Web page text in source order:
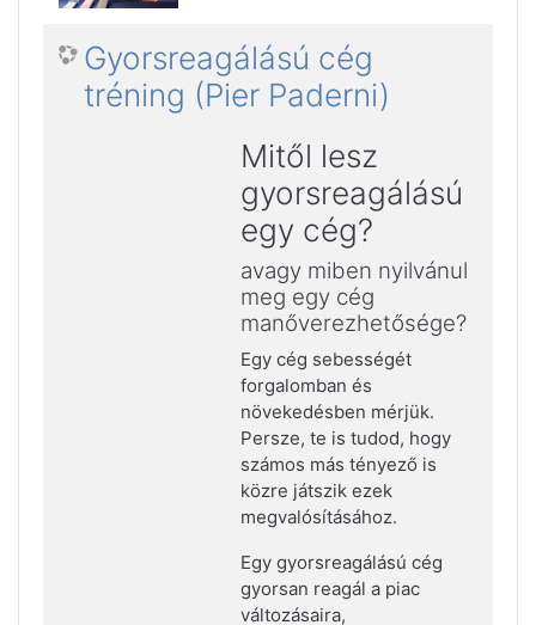
Gyorsreagálású cég
tréning (Pier Paderni)
Mitől lesz
gyorsreagálású
egy cég?
avagy miben nyilvánul
meg egy cég
manőverezhetősége?
Egy cég sebességét
forgalomban és
növekedésben mérjük.
Persze, te is tudod, hogy
számos más tényező is
közre játszik ezek
megvalósításához.
Egy gyorsreagálású cég
gyorsan reagál a piac
változásaira,